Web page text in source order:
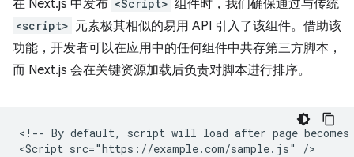
在 Next.js 中发布 <Script> 组件时，我们确保通过与传统
<script> 元素极其相似的易用 API 引入了该组件。借助该
功能，开发者可以在应用中的任何组件中共存第三方脚本，
而 Next.js 会在关键资源加载后负责对脚本进行排序。
<!-- By default, script will load after page
<Script src="https://example.com/sample.js" />